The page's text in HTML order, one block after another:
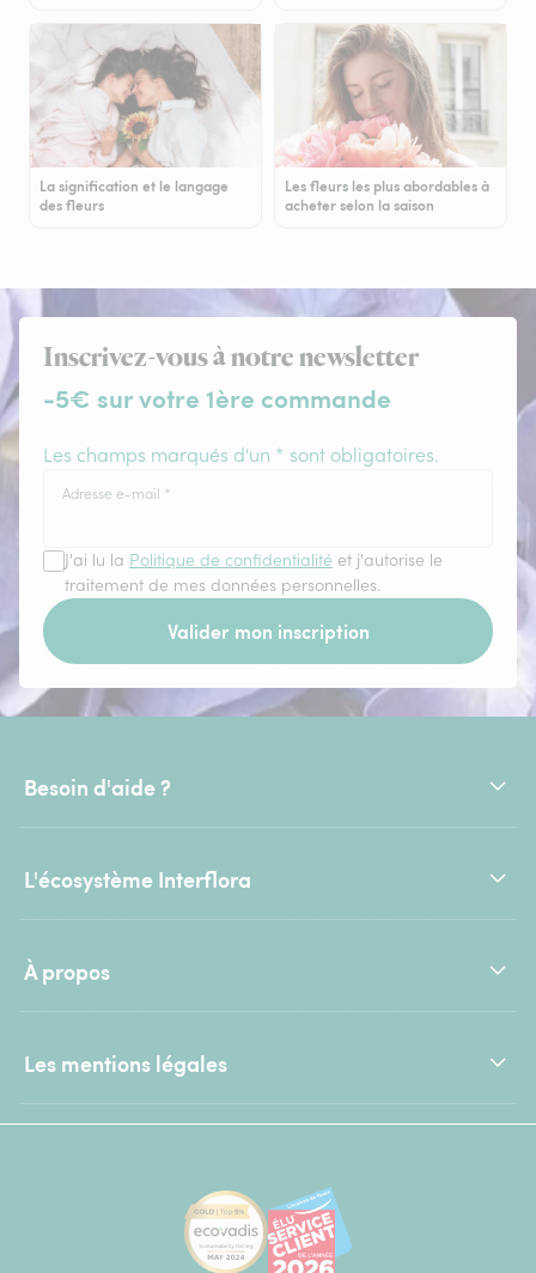
La signification et le langage
des fleurs
Les fleurs les plus abordables à
acheter selon la saison
Inscrivez-vous à notre newsletter
-5€ sur votre 1ère commande
Les champs marqués d'un * sont obligatoires.
Adresse e-mail *
J'ai lu la Politique de confidentialité et j'autorise le
traitement de mes données personnelles.
Valider mon inscription
Besoin d'aide ?
L'écosystème Interflora
À propos
Les mentions légales